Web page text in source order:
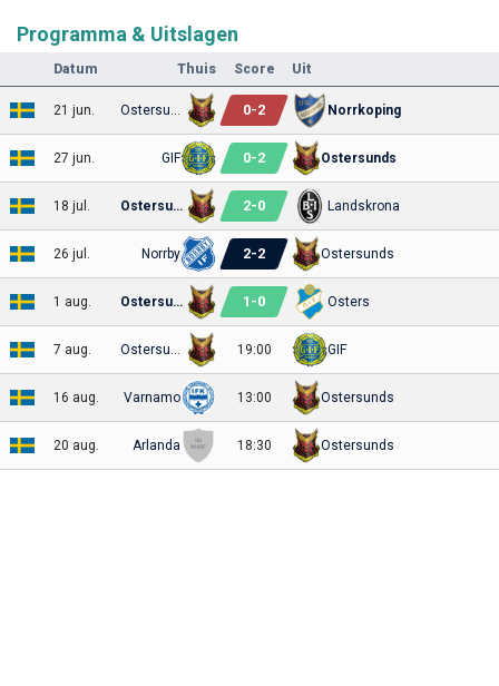
Programma & Uitslagen
Datum Thuis Score Uit
21 jun. Ostersunds 0-2 Norrkoping
27 jun. GIF 0-2 Ostersunds
18 jul. Ostersunds 2-0 Landskrona
26 jul. Norrby 2-2 Ostersunds
1 aug. Ostersunds 1 -0 Osters
7 aug. Ostersunds 19:00 GIF
16 aug. Varnamo 13:00 Ostersunds
20 aug. Arlanda 18:30 Ostersunds